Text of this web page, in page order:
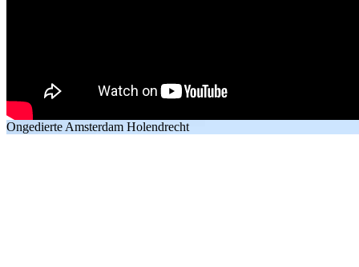
Ongedierte Amsterdam Holendrecht